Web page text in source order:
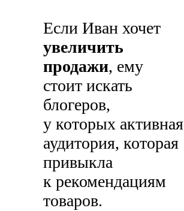
Если Иван хочет
увеличить
продажи, ему
стоит искать
блогеров,
у которых активная
аудитория, которая
привыкла
к рекомендациям
товаров.